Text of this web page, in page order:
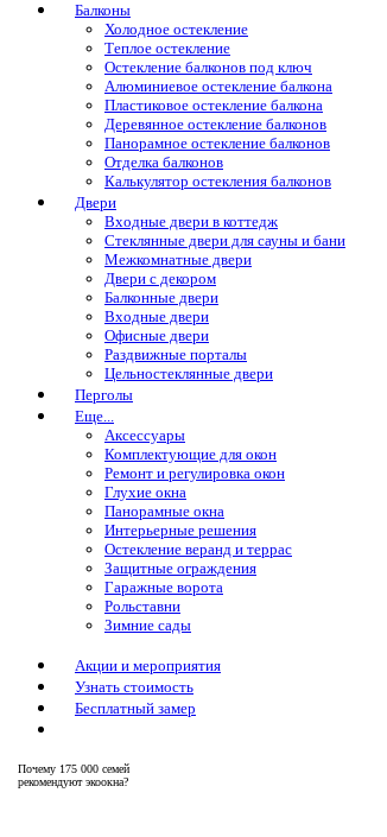
Балконы
Холодное остекление
Теплое остекление
Остекление балконов под ключ
Алюминиевое остекление балкона
Пластиковое остекление балкона
Деревянное остекление балконов
Панорамное остекление балконов
Отделка балконов
Калькулятор остекления балконов
Двери
Входные двери в коттедж
Стеклянные двери для сауны и бани
Межкомнатные двери
Двери с декором
Балконные двери
Входные двери
Офисные двери
Раздвижные порталы
Цельностеклянные двери
Перголы
Еще...
Аксессуары
Комплектующие для окон
Ремонт и регулировка окон
Глухие окна
Панорамные окна
Интерьерные решения
Остекление веранд и террас
Защитные ограждения
Гаражные ворота
Рольставни
Зимние сады
Акции и мероприятия
Узнать стоимость
Бесплатный замер
Почему 175 000 семей
рекомендуют экоокна?